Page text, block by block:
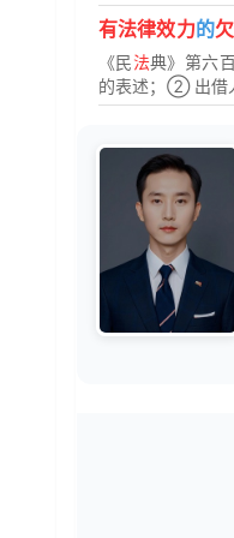
有法律效力的
《民法典》第六
的表述；② 出借